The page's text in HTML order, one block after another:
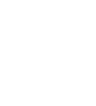
章的工作變得過於困難
刪除新聞文章是一個複
我們將引導您完成以下